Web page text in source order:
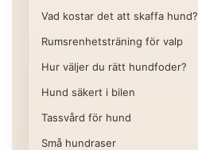
Vad kostar det att skaffa hund?
Rumsrenhetsträning för valp
Hur väljer du rätt hundfoder?
Hund säkert i bilen
Tassvård för hund
Små hundraser